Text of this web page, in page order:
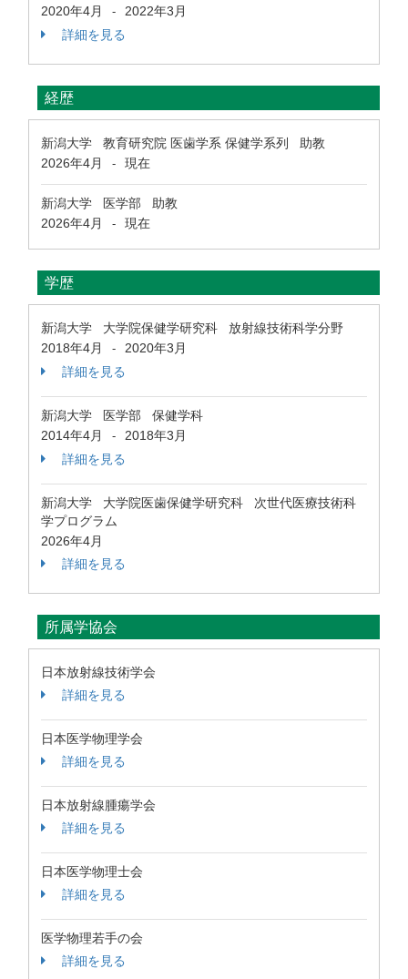
2020年4月
-
2022年3月
詳細を見る
経歴
新潟大学 教育研究院 医歯学系 保健学系列 助教
2026年4月
- 現在
新潟大学 医学部 助教
2026年4月
- 現在
学歴
新潟大学 大学院保健学研究科 放射線技術科学分野
2018年4月
-
2020年3月
詳細を見る
新潟大学 医学部 保健学科
2014年4月
-
2018年3月
詳細を見る
新潟大学 大学院医歯保健学研究科 次世代医療技術科
学プログラム
2026年4月
詳細を見る
所属学協会
日本放射線技術学会
詳細を見る
日本医学物理学会
詳細を見る
日本放射線腫瘍学会
詳細を見る
日本医学物理士会
詳細を見る
医学物理若手の会
詳細を見る